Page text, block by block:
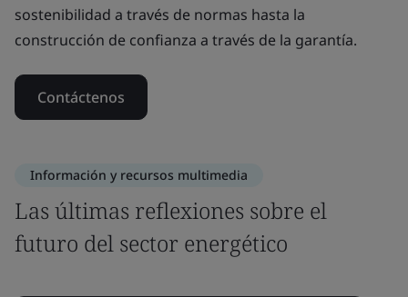
sostenibilidad a través de normas hasta la
construcción de confianza a través de la garantía.
Contáctenos
Información y recursos multimedia
Las últimas reflexiones sobre el
futuro del sector energético